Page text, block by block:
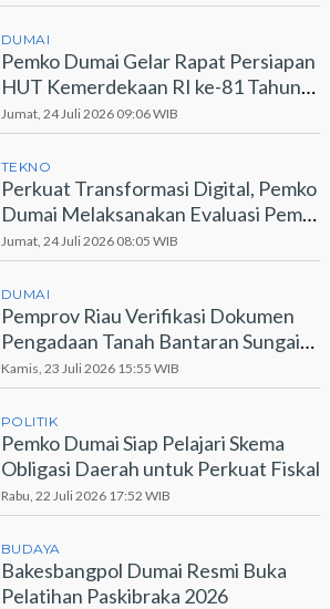
DUMAI
Pemko Dumai Gelar Rapat Persiapan
HUT Kemerdekaan RI ke-81 Tahun
2026
Jumat, 24 Juli 2026 09:06 WIB
TEKNO
Perkuat Transformasi Digital, Pemko
Dumai Melaksanakan Evaluasi Pemdi
2026
Jumat, 24 Juli 2026 08:05 WIB
DUMAI
Pemprov Riau Verifikasi Dokumen
Pengadaan Tanah Bantaran Sungai
Dumai
Kamis, 23 Juli 2026 15:55 WIB
POLITIK
Pemko Dumai Siap Pelajari Skema
Obligasi Daerah untuk Perkuat Fiskal
Rabu, 22 Juli 2026 17:52 WIB
BUDAYA
Bakesbangpol Dumai Resmi Buka
Pelatihan Paskibraka 2026